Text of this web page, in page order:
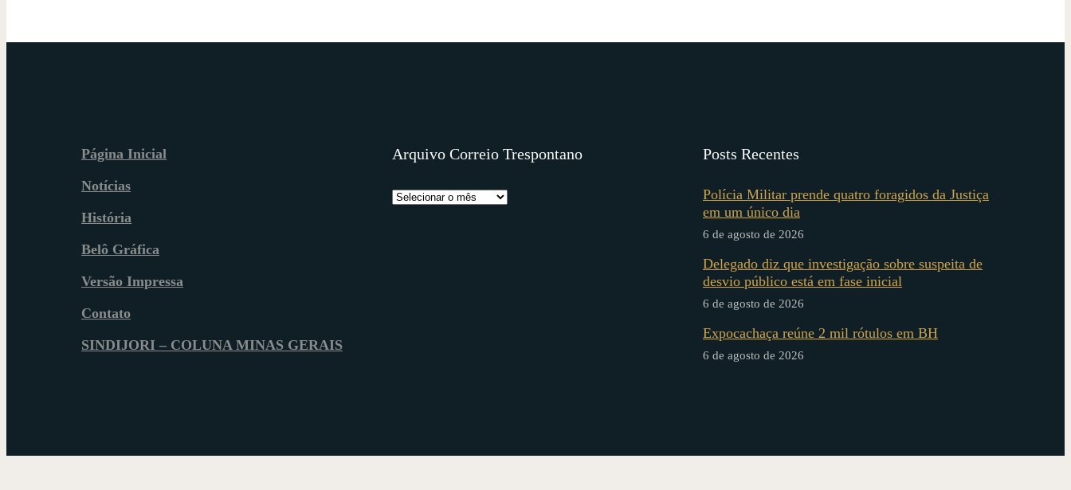
Página Inicial
Notícias
História
Belô Gráfica
Versão Impressa
Contato
SINDIJORI – COLUNA MINAS GERAIS
Arquivo Correio Trespontano Posts Recentes
Polícia Militar prende quatro foragidos da Justiça
em um único dia
6 de agosto de 2026
Delegado diz que investigação sobre suspeita de
desvio público está em fase inicial
6 de agosto de 2026
Expocachaça reúne 2 mil rótulos em BH
6 de agosto de 2026